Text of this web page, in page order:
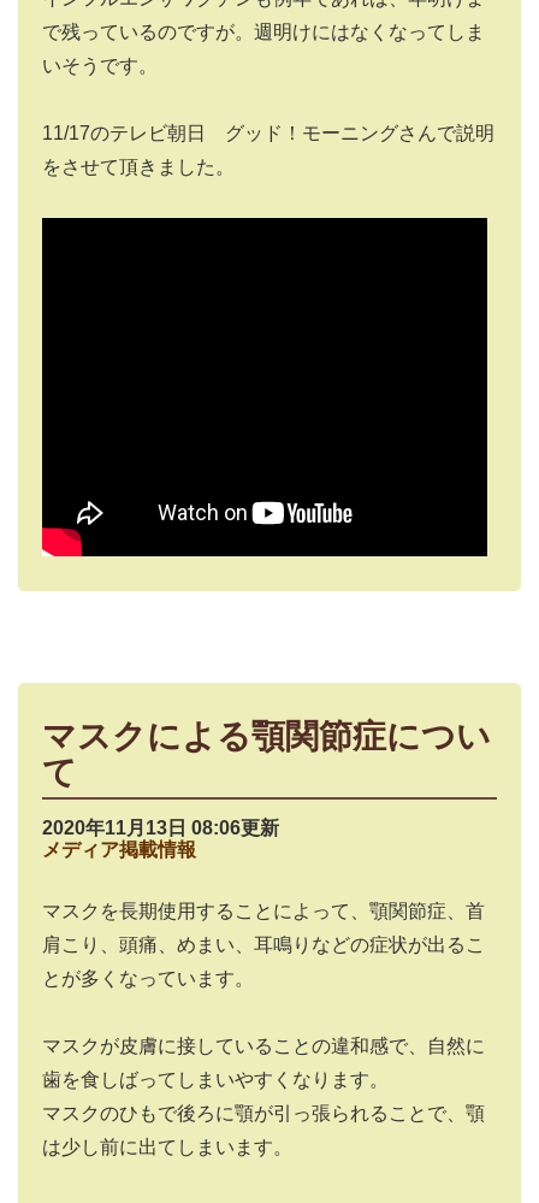
で残っているのですが。週明けにはなくなってしま
いそうです。
11/17のテレビ朝日 グッド！モーニングさんで説明
をさせて頂きました。
マスクによる顎関節症につい
て
2020年11月13日 08:06更新
メディア掲載情報
マスクを長期使用することによって、顎関節症、首
肩こり、頭痛、めまい、耳鳴りなどの症状が出るこ
とが多くなっています。
マスクが皮膚に接していることの違和感で、自然に
歯を食しばってしまいやすくなります。
マスクのひもで後ろに顎が引っ張られることで、顎
は少し前に出てしまいます。